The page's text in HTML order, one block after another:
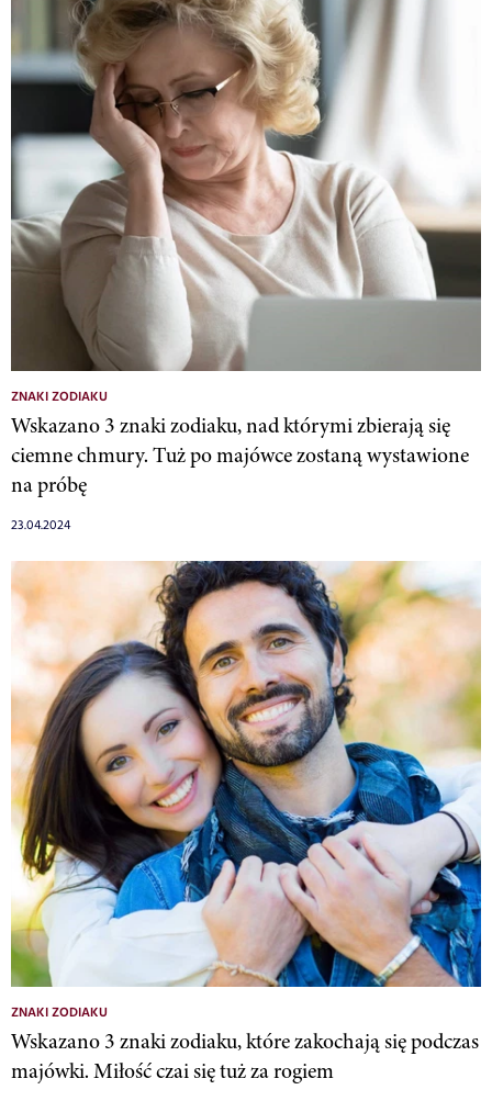
ZNAKI ZODIAKU
Wskazano 3 znaki zodiaku, nad którymi zbierają się
ciemne chmury. Tuż po majówce zostaną wystawione
na próbę
23.04.2024
ZNAKI ZODIAKU
Wskazano 3 znaki zodiaku, które zakochają się podczas
majówki. Miłość czai się tuż za rogiem